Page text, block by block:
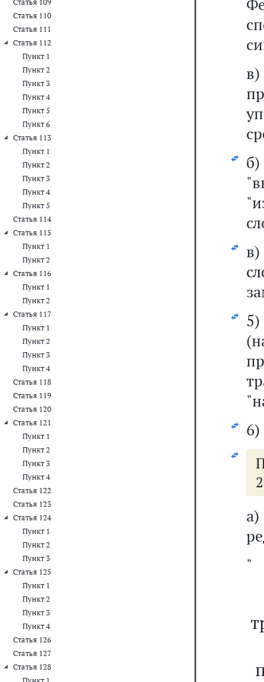
Статья 109
Статья 110
Статья 111
Статья 112
Пункт 1
Пункт 2
Пункт 3
Пункт 4
Пункт 5
Пункт 6
Статья 113
Пункт 1
Пункт 2
Пункт 3
Пункт 4
Пункт 5
Статья 114
Статья 115
Пункт 1
Пункт 2
Статья 116
Пункт 1
Пункт 2
Статья 117
Пункт 1
Пункт 2
Пункт 3
Пункт 4
Статья 118
Статья 119
Статья 120
Статья 121
Пункт 1
Пункт 2
Пункт 3
Пункт 4
Статья 122
Статья 123
Статья 124
Пункт 1
Пункт 2
Пункт 3
Статья 125
Пункт 1
Пункт 2
Пункт 3
Пункт 4
Статья 126
Статья 127
Статья 128
"